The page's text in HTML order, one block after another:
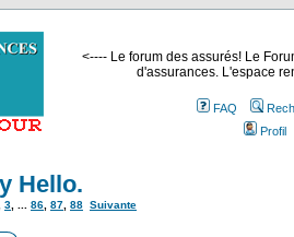
<---- Le forum des assurés! Le
d'assurances. L'espace
FAQ
Profil
Hello.
3 86 87 88 Suivante